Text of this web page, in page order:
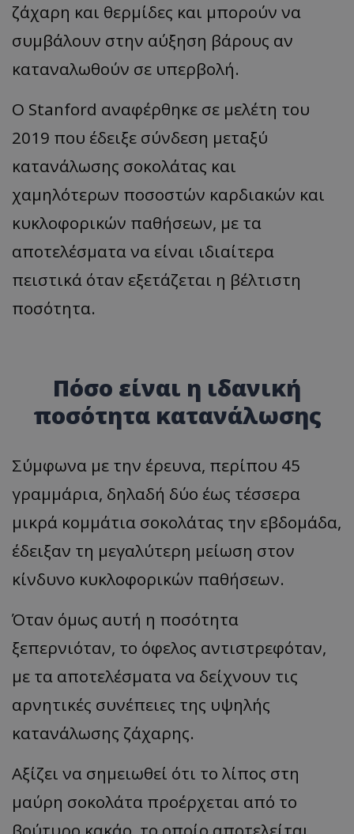
ζάχαρη και θερμίδες και μπορούν να
συμβάλουν στην αύξηση βάρους αν
καταναλωθούν σε υπερβολή.
Ο Stanford αναφέρθηκε σε μελέτη του
2019 που έδειξε σύνδεση μεταξύ
κατανάλωσης σοκολάτας και
χαμηλότερων ποσοστών καρδιακών και
κυκλοφορικών παθήσεων, με τα
αποτελέσματα να είναι ιδιαίτερα
πειστικά όταν εξετάζεται η βέλτιστη
ποσότητα.
Πόσο είναι η ιδανική
ποσότητα κατανάλωσης
Σύμφωνα με την έρευνα, περίπου 45
γραμμάρια, δηλαδή δύο έως τέσσερα
μικρά κομμάτια σοκολάτας την εβδομάδα,
έδειξαν τη μεγαλύτερη μείωση στον
κίνδυνο κυκλοφορικών παθήσεων.
Όταν όμως αυτή η ποσότητα
ξεπερνιόταν, το όφελος αντιστρεφόταν,
με τα αποτελέσματα να δείχνουν τις
αρνητικές συνέπειες της υψηλής
κατανάλωσης ζάχαρης.
Αξίζει να σημειωθεί ότι το λίπος στη
μαύρη σοκολάτα προέρχεται από το